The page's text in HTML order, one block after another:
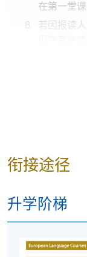
在第一堂课
若因报读
若个别学
地点
现时接受报
衔接途径
升学阶梯